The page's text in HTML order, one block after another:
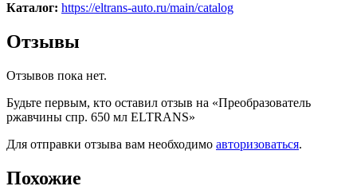
Каталог: https://eltrans-auto.ru/main/catalog
Отзывы
Отзывов пока нет.
Будьте первым, кто оставил отзыв на «Преобразователь
ржавчины спр. 650 мл ELTRANS»
Для отправки отзыва вам необходимо авторизоваться.
Похожие